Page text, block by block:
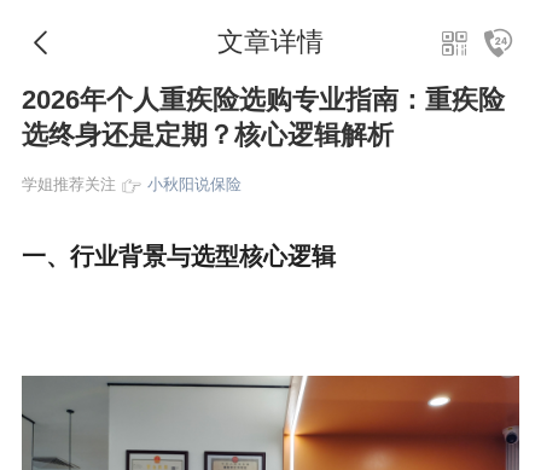
文章详情
2026年个人重疾险选购专业指南：重疾险
选终身还是定期？核心逻辑解析
学姐推荐关注 小秋阳说保险
一、行业背景与选型核心逻辑